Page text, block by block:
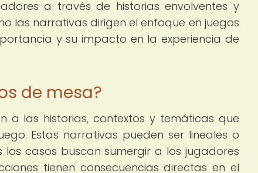
a través de historias envolventes y
las narrativas dirigen el enfoque en juegos
y su impacto en la experiencia de
de mesa?
a las historias, contextos y temáticas que
Estas narrativas pueden ser lineales o
casos buscan sumergir a los jugadores
tienen consecuencias directas en el